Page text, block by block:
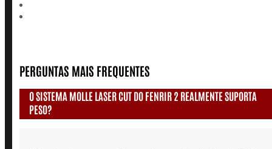
PERGUNTAS MAIS FREQUENTES
O SISTEMA MOLLE LASER CUT DO FENRIR 2 REALMENTE SUPORTA
PESO?